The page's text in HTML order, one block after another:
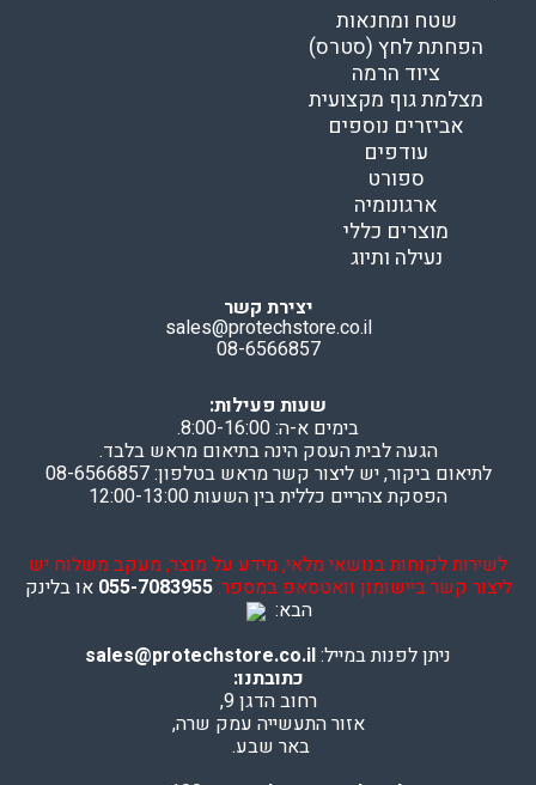
שטח ומחנאות
הפחתת לחץ (סטרס)
ציוד הרמה
מצלמת גוף מקצועית
אביזרים נוספים
עודפים
ספורט
ארגונומיה
מוצרים כללי
נעילה ותיוג
יצירת קשר
sales@protechstore.co.il
08-6566857
שעות פעילות:
בימים א-ה: 8:00-16:00.
הגעה לבית העסק הינה בתיאום מראש בלבד.
לתיאום ביקור, יש ליצור קשר מראש בטלפון: 08-6566857
הפסקת צהריים כללית בין השעות 12:00-13:00
לשירות לקוחות בנושאי מלאי, מידע על מוצר, מעקב משלוח יש
ליצור קשר ביישומון וואטסאפ במספר:055-7083955 או בלינק
הבא:
ניתן לפנות במייל:sales@protechstore.co.il
כתובתנו:
רחוב הדגן 9,
אזור התעשייה עמק שרה,
באר שבע.